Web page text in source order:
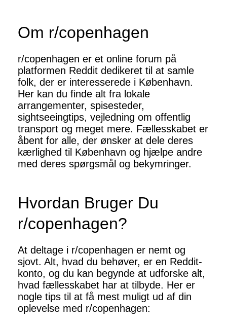
Om r/copenhagen
r/copenhagen er et online forum på
platformen Reddit dedikeret til at samle
folk, der er interesserede i København.
Her kan du finde alt fra lokale
arrangementer, spisesteder,
sightseeingtips, vejledning om offentlig
transport og meget mere. Fællesskabet er
åbent for alle, der ønsker at dele deres
kærlighed til København og hjælpe andre
med deres spørgsmål og bekymringer.
Hvordan Bruger Du
r/copenhagen?
At deltage i r/copenhagen er nemt og
sjovt. Alt, hvad du behøver, er en Reddit-
konto, og du kan begynde at udforske alt,
hvad fællesskabet har at tilbyde. Her er
nogle tips til at få mest muligt ud af din
oplevelse med r/copenhagen: